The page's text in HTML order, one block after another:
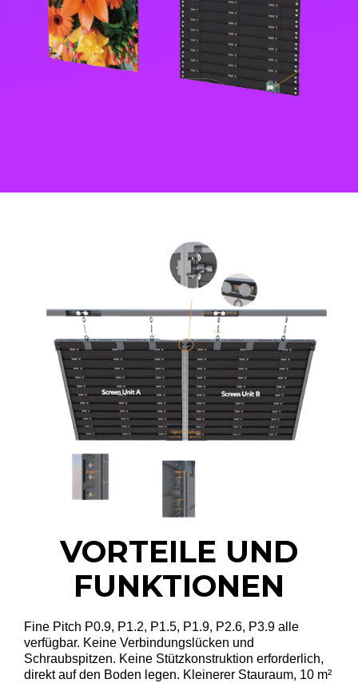
VORTEILE UND
FUNKTIONEN
Fine Pitch P0.9, P1.2, P1.5, P1.9, P2.6, P3.9 alle
verfügbar. Keine Verbindungslücken und
Schraubspitzen. Keine Stützkonstruktion erforderlich,
direkt auf den Boden legen. Kleinerer Stauraum, 10 m²